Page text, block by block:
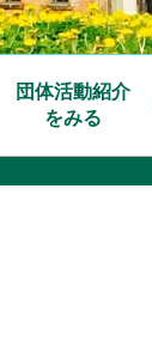
団体活動紹介
をみる